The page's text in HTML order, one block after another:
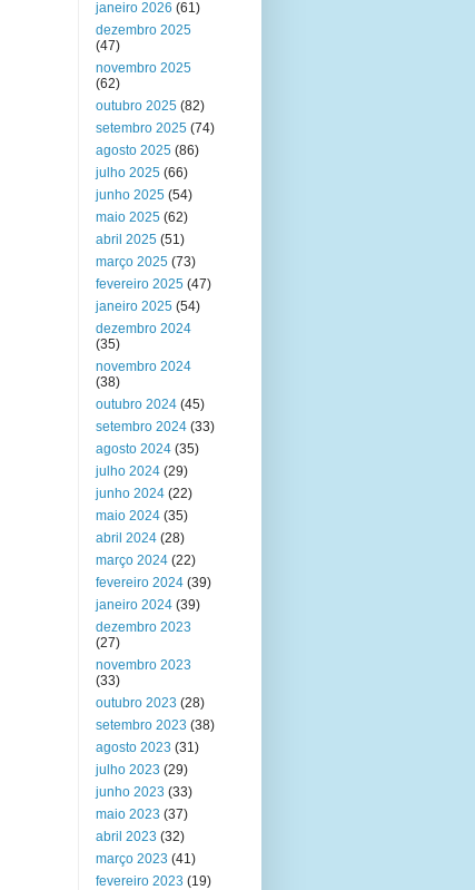
janeiro 2026 (61)
dezembro 2025
(47)
novembro 2025
(62)
outubro 2025 (82)
setembro 2025 (74)
agosto 2025 (86)
julho 2025 (66)
junho 2025 (54)
maio 2025 (62)
abril 2025 (51)
março 2025 (73)
fevereiro 2025 (47)
janeiro 2025 (54)
dezembro 2024
(35)
novembro 2024
(38)
outubro 2024 (45)
setembro 2024 (33)
agosto 2024 (35)
julho 2024 (29)
junho 2024 (22)
maio 2024 (35)
abril 2024 (28)
março 2024 (22)
fevereiro 2024 (39)
janeiro 2024 (39)
dezembro 2023
(27)
novembro 2023
(33)
outubro 2023 (28)
setembro 2023 (38)
agosto 2023 (31)
julho 2023 (29)
junho 2023 (33)
maio 2023 (37)
abril 2023 (32)
março 2023 (41)
fevereiro 2023 (19)